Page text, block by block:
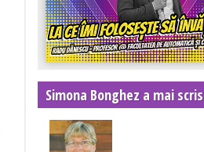
Simona Bonghez a mai scris